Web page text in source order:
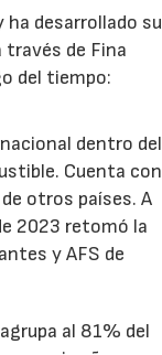
ha desarrollado su
través de Fina
del tiempo:
dentro del
Cuenta con
otros países. A
2023 retomó la
y AFS de
al 81% del